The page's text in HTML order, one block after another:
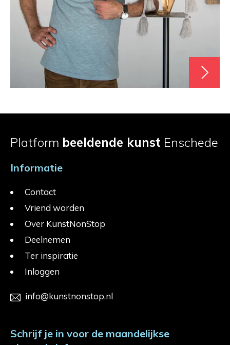
Platform beeldende kunst Enschede
Informatie
Contact
Vriend worden
Over KunstNonStop
Deelnemen
Ter inspiratie
Inloggen
info@kunstnonstop.nl
Schrijf je in voor de maandelijkse